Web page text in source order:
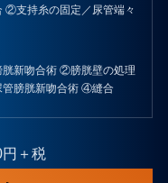
②支持糸の固定／尿管端々
新吻合術 ②膀胱壁の処理
管膀胱新吻合術 ④縫合
＋税